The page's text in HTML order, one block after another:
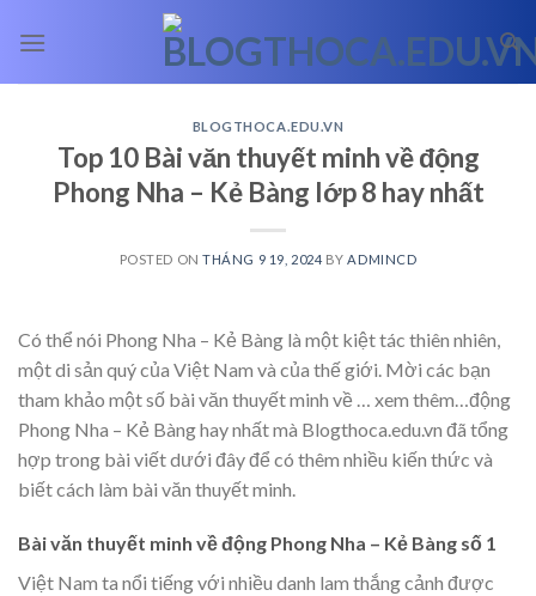
BLOGTHOCA.EDU.VN
Top 10 Bài văn thuyết minh về động
Phong Nha – Kẻ Bàng lớp 8 hay nhất
POSTED ONTHÁNG 9 19, 2024 BY ADMINCD
Có thể nói Phong Nha – Kẻ Bàng là một kiệt tác thiên nhiên,
một di sản quý của Việt Nam và của thế giới. Mời các bạn
tham khảo một số bài văn thuyết minh về
… xem thêm… động
Phong Nha – Kẻ Bàng hay nhất mà Blogthoca.edu.vn đã tổng
hợp trong bài viết dưới đây để có thêm nhiều kiến thức và
biết cách làm bài văn thuyết minh.
Bài văn thuyết minh về động Phong Nha – Kẻ Bàng số 1
Việt Nam ta nổi tiếng với nhiều danh lam thắng cảnh được